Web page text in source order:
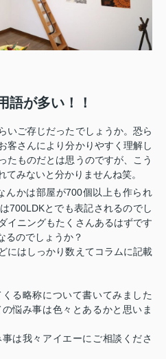
語が多い！！
いご存じだったでしょうか。恐ら
客さんにより分かりやすく理解し
たものだとは思うのですが、こう
てみないと分かりませんね笑。
んかは部屋が700個以上も作られ
700LDKとでも表記されるのでし
イニングもたくさんあるはずです
るのでしょうか？
にはしっかり数えてコラムに記載
る略称について書いてみました
悩み事は色々とあるかと思いま
は我々アイエーにご相談くださ